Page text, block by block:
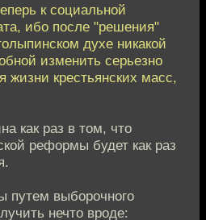
к социальной
ибо после "решения"
духе никакой
изменить серьезно
жизни крестьянских масс,
как раз в том, что
реформы будет как раз
путем выборочного
нечто вроде: